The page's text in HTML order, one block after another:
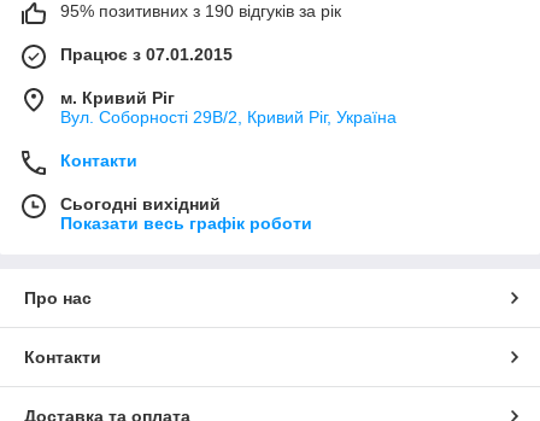
95% позитивних з 190 відгуків за рік
Працює з 07.01.2015
м. Кривий Ріг
Вул. Соборності 29В/2, Кривий Ріг, Україна
Контакти
Сьогодні вихідний
Показати весь графік роботи
Про нас
Контакти
Доставка та оплата